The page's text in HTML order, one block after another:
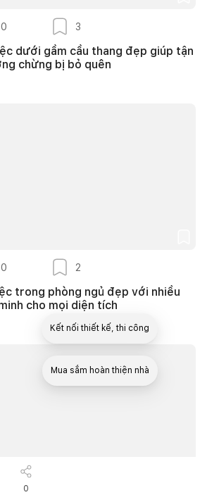
0 3
dưới gầm cầu thang đẹp giúp tận
chừng bị bỏ quên
0 2
trong phòng ngủ đẹp với nhiều
cho mọi diện tích
0
Kết nối thiết kế, thi công
Mua sắm hoàn thiện nhà